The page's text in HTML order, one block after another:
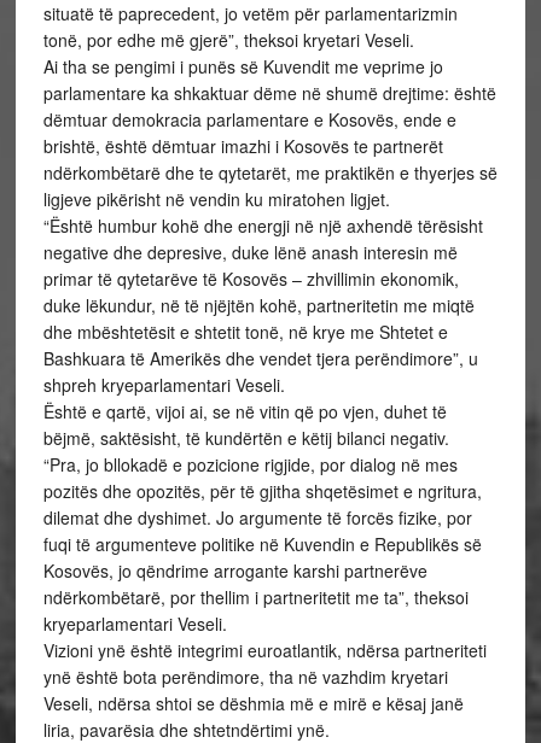
situatë të paprecedent, jo vetëm për parlamentarizmin
tonë, por edhe më gjerë”, theksoi kryetari Veseli.
Ai tha se pengimi i punës së Kuvendit me veprime jo
parlamentare ka shkaktuar dëme në shumë drejtime: është
dëmtuar demokracia parlamentare e Kosovës, ende e
brishtë, është dëmtuar imazhi i Kosovës te partnerët
ndërkombëtarë dhe te qytetarët, me praktikën e thyerjes së
ligjeve pikërisht në vendin ku miratohen ligjet.
“Është humbur kohë dhe energji në një axhendë tërësisht
negative dhe depresive, duke lënë anash interesin më
primar të qytetarëve të Kosovës – zhvillimin ekonomik,
duke lëkundur, në të njëjtën kohë, partneritetin me miqtë
dhe mbështetësit e shtetit tonë, në krye me Shtetet e
Bashkuara të Amerikës dhe vendet tjera perëndimore”, u
shpreh kryeparlamentari Veseli.
Është e qartë, vijoi ai, se në vitin që po vjen, duhet të
bëjmë, saktësisht, të kundërtën e këtij bilanci negativ.
“Pra, jo bllokadë e pozicione rigjide, por dialog në mes
pozitës dhe opozitës, për të gjitha shqetësimet e ngritura,
dilemat dhe dyshimet. Jo argumente të forcës fizike, por
fuqi të argumenteve politike në Kuvendin e Republikës së
Kosovës, jo qëndrime arrogante karshi partnerëve
ndërkombëtarë, por thellim i partneritetit me ta”, theksoi
kryeparlamentari Veseli.
Vizioni ynë është integrimi euroatlantik, ndërsa partneriteti
ynë është bota perëndimore, tha në vazhdim kryetari
Veseli, ndërsa shtoi se dëshmia më e mirë e kësaj janë
liria, pavarësia dhe shtetndërtimi ynë.